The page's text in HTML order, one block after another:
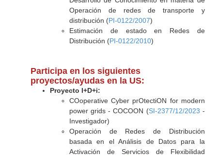
Operación de redes de transporte y
distribución (PI-0122/2007)
Estimación de estado en Redes de
Distribución (PI-0122/2010)
Participa en los siguientes
proyectos/ayudas en la US:
Proyecto I+D+i:
COoperative Cyber prOtectiON for modern
power grids - COCOON (SI-2377/12/2023 -
Investigador)
Operación de Redes de Distribución
basada en el Análisis de Datos para la
Activación de Servicios de Flexibilidad